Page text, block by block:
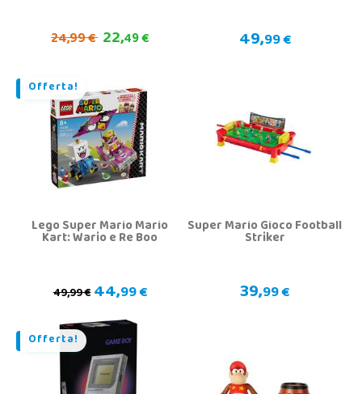
24,99 € 22,49 € 49,99 €
Offerta!
Lego Super Mario Mario
Kart: Wario e Re Boo
49,99 €44,99 €
Super Mario Gioco Football
Striker
39,99 €
Offerta!